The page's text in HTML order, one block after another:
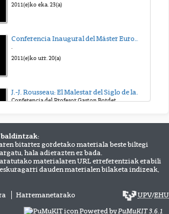
2011(e)ko eka. 23(a)
Conferencia Inaugural del Máster Europa y mundo Atlántico
.
2011(e)ko urr. 20(a)
Conferencia del Profesor Gaston Bordet
Grupo de Investigación en Patrimonio y Paisajes Culturales
2012(e)ko mai. 30(a)
UPV/EHUko II Inklusio Plana
baldintzak:
bitartez gordetako materiala beste biltegi
hala adierazten ez bada.
materialaren URL erreferentziak erabili
dauden materialen bilaketa indizeak,
Harremanetarako UPV/EHU
Powered by PuMuKIT 3.6.1